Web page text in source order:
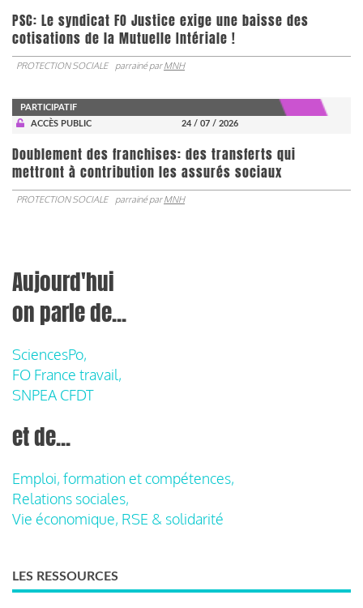
PSC: Le syndicat FO Justice exige une baisse des
cotisations de la Mutuelle Intériale !
PROTECTION SOCIALE parrainé parMNH
PARTICIPATIF
ACCÈS PUBLIC
24 / 07 / 2026
Doublement des franchises: des transferts qui
mettront à contribution les assurés sociaux
PROTECTION SOCIALE parrainé parMNH
Aujourd'hui
on parle de...
SciencesPo,
FO France travail,
SNPEA CFDT
et de...
Emploi, formation et compétences,
Relations sociales,
Vie économique, RSE & solidarité
LES RESSOURCES